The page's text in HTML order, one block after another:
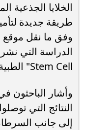
الخلايا الجذعية
طريقة جديدة
وفق ما نقل
Stem Cell" الطبية.
وأشار الباحثون
النتائج التي
إلى جانب